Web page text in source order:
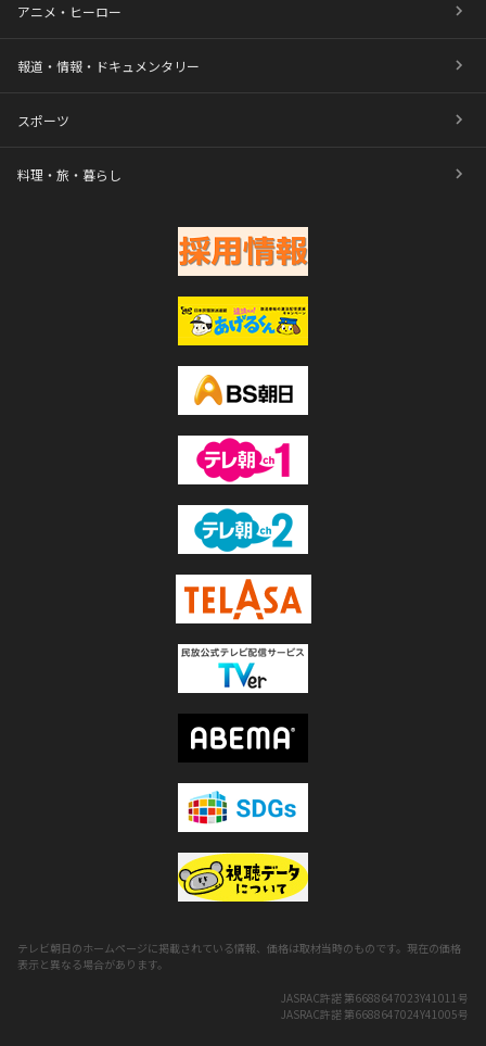
アニメ・ヒーロー
報道・情報・ドキュメンタリー
スポーツ
料理・旅・暮らし
テレビ朝日のホームページに掲載されている情報、価格は取材当時のものです。現在の価格
表示と異なる場合があります。
JASRAC許諾 第6688647023Y41011号
JASRAC許諾 第6688647024Y41005号